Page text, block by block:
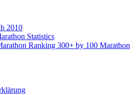
2010
Statistics
Ranking 300+ by 100 Marathon